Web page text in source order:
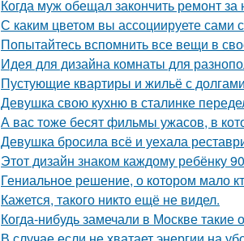
Когда муж обещал закончить ремонт за
С каким цветом вы ассоциируете сами
Попытайтесь вспомнить все вещи в
Идея для дизайна комнаты для
Пустующие квартиры и жильё с
Девушка свою кухню в сталинке
А вас тоже бесят фильмы ужасов, в
Девушка бросила всё и уехала
Этот дизайн знаком каждому ребёнку
Гениальное решение, о котором мало
Кажется, такого никто ещё не видел.
Когда-нибудь замечали в Москве